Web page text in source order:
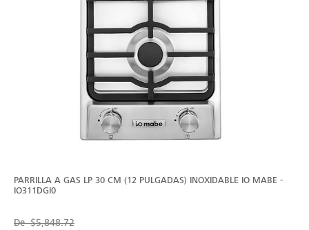
PARRILLA A GAS LP 30 CM (12 PULGADAS) INOXIDABLE IO MABE -
IO311DGI0
De$5,848.72